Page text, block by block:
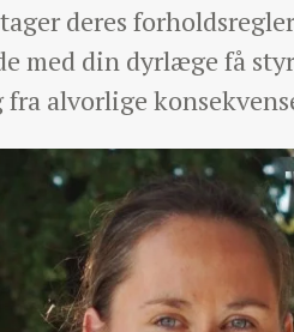
deres
med din dyrlæge få
alvorlige